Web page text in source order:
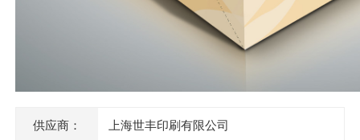
供应商： 上海世丰印刷有限公司